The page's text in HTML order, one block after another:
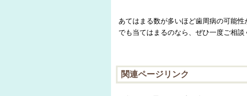
あてはまる数が多いほど歯周病の可能
でも当てはまるのなら、ぜひ一度ご相談
関連ページリンク